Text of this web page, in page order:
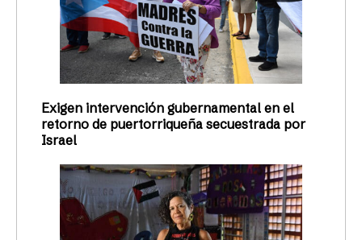
Exigen intervención gubernamental en el
retorno de puertorriqueña secuestrada por
Israel